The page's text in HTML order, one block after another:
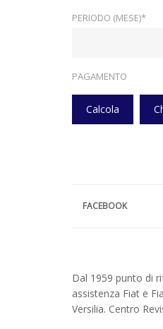
PERIODO (MESE)*
PAGAMENTO
Calcola
FACEBOOK
Dal 1959 punto di
assistenza Fiat e
Versilia. Centro